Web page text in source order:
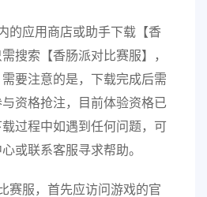
的应用商店或助手下载【香
搜索【香肠派对比赛服】，
要注意的是，下载完成后需
资格抢注，目前体验资格已
过程中如遇到任何问题，可
或联系客服寻求帮助。
赛服，首先应访问游戏的官